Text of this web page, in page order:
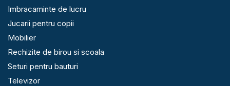
Imbracaminte de lucru
Jucarii pentru copii
Mobilier
Rechizite de birou si scoala
Seturi pentru bauturi
Televizor